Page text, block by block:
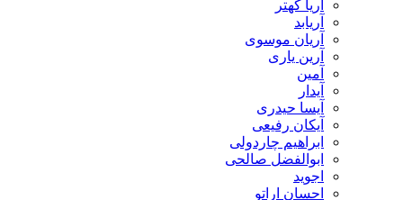
آریا کهتر
آریابد
آریان موسوی
آرین یاری
آمین
آیدار
آیسا حیدری
آیکان رفیعی
ابراهیم چاردولی
ابوالفضل صالحی
اجوید
احسان اراتو